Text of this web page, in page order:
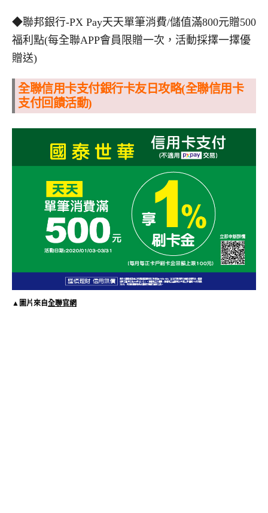
◆聯邦銀行-PX Pay天天單筆消費/儲值滿800元贈500
福利點(每全聯APP會員限贈一次，活動採擇一擇優
贈送)
全聯信用卡支付銀行卡友日攻略(全聯信用卡
支付回饋活動)
▲圖片來自全聯官網